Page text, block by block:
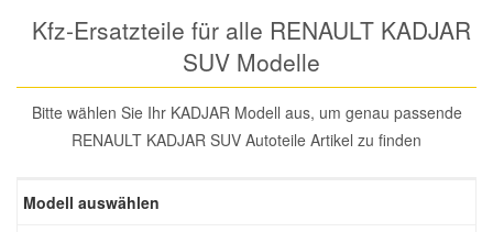
Kfz-Ersatzteile für alle RENAULT KADJAR
SUV Modelle
Bitte wählen Sie Ihr KADJAR Modell aus, um genau passende
RENAULT KADJAR SUV Autoteile Artikel zu finden
Modell auswählen
Innenausstattung
Karosserieteile
Leitungsverbinder
Motortechnik Werkzeuge
Prüf- und Messwerkzeuge
Nachrüstwischer
Pannenhilfe
Reifen Zubehör
BMW Ersatzteile
Chevrolet Ersatzteile
Chrysler Ersatzteile
Cupra Ersatzteile